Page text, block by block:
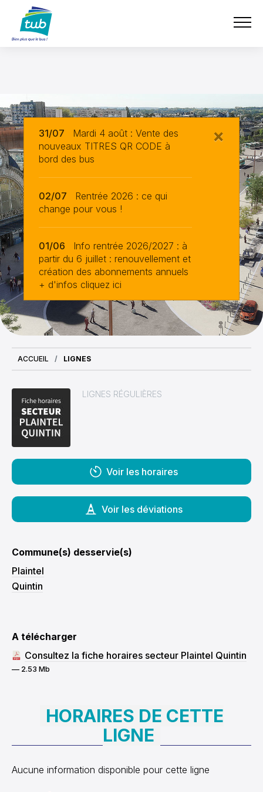
contenu
TUB
e-boutique
31/07
Mardi 4 août : Vente des
nouveaux TITRES QR CODE à
bord des bus
02/07
Rentrée 2026 : ce qui
change pour vous !
01/06
Info rentrée 2026/2027 : à
partir du 6 juillet : renouvellement et
création des abonnements annuels
+ d'infos cliquez ici
×
ACCUEIL LIGNES
LIGNES RÉGULIÈRES
Voir les horaires
Voir les déviations
Commune(s) desservie(s)
Plaintel
Quintin
A télécharger
Consultez la fiche horaires secteur Plaintel Quintin
— 2.53 Mb
HORAIRES DE CETTE
LIGNE
Aucune information disponible pour cette ligne